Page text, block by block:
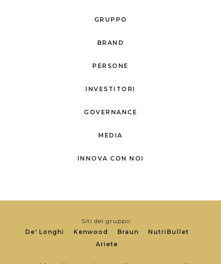
GRUPPO
BRAND
PERSONE
INVESTITORI
GOVERNANCE
MEDIA
INNOVA CON NOI
Siti del gruppo:
De' Longhi
Kenwood Braun
NutriBullet
Ariete